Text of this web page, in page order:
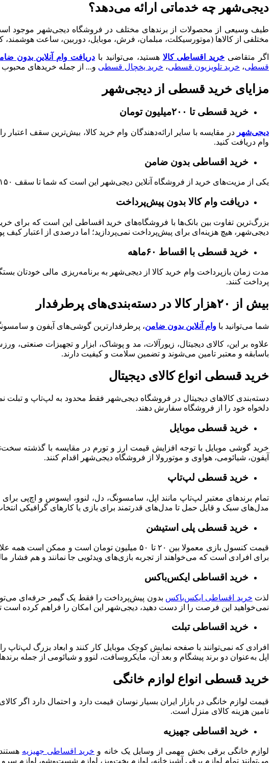
دیجی‌شهر چه خدماتی ارائه می‌دهد؟
طیف وسیعی از محصولات از برندهای مختلف در فروشگاه دیجی‌شهر موجود است
مختلفی از کالاها (موتورسیکلت، مبلمان، فرش، موبایل، دوربین، ساعت
اگر متقاضی خرید اقساطی کالا هستید، می‌توانید با دریافت وام آنلاین بدون
قسطی، خرید تلویزیون قسطی، خرید یخچال قسطی و... از جمله خرید‌های
مزایای خرید قسطی از دیجی‌شهر
خرید قسطی تا ۲۰۰میلیون تومان
دیجی‌شهر
وام دریافت کنید.
خرید اقساطی بدون ضامن
یکی از مزیت‌های خرید از فروشگاه آنلاین دیجی‌شهر این است که شما تا سقف ۱۵۰میلیون تومان به ضامن نیازی ندارید و با ارائه یک برگ چک می‌توانید
دریافت وام کالا بدون پیش‌پرداخت
بزرگ‌ترین تفاوت بین بانک‌ها با فروشگاه‌های خرید اقساطی این است که برای
دیجی‌شهر، هیچ هزینه‌ای برای پیش‌پرداخت نمی‌پردازید؛ اما درصدی از اعتبار
خرید قسطی با اقساط ۶۰ماهه
پرداخت کنند.
بیش از ۲۰هزار کالا در دسته‌بندی‌های پرطرفدار
شما می‌توانید با وام آنلاین بدون ضامن، پرطرفدارترین گوشی‌های آیفون و
علاوه بر این، کالای دیجیتال، زیورآلات، مد و پوشاک، ابزار و تجهیزات
باسابقه و معتبر تامین می‌شوند و تضمین‌ سلامت و کیفیت دارند.
خرید قسطی انواع کالای دیجیتال
دسته‌بندی کالاهای دیجیتال در فروشگاه دیجی‌شهر فقط محدود به لپ‌تاپ و تبلت‌
دلخواه خود را از فروشگاه سفارش دهند.
خرید قسطی موبایل
خرید گوشی موبایل با توجه افزایش قیمت ارز و تورم در مقایسه با گذشته
آیفون، شیائومی، هواوی و موتورولا از فروشگاه دیجی‌شهر اقدام کنند.
خرید قسطی لپ‌تاپ
تمام برندهای معتبر لپ‌تاپ مانند اپل، سامسونگ، دل، لنوو، ایسوس و اچ‌پی
مدل‌های سبک و قابل حمل تا مدل‌های قدرتمند برای بازی یا کارهای گرافیکی
خرید قسطی پلی استیشن
قیمت کنسول‌ بازی معمولا بین ۲۰ تا ۵۰ میلیون تومان است و ممکن است همه علاقه‌مندان به دنیای گیم نتوانند مبلغ آن را به صورت یک‌جا پرداخت کنند. بنابراین
برای افرادی است که می‌خواهند از تجربه بازی‌های ویدئویی جا نمانند و هم فشار
خرید اقساطی ایکس‌باکس
لذت خرید اقساطی ایکس‌باکس بدون پیش‌پرداخت را فقط یک گیمر حرفه‌ای
نمی‌خواهید این فرصت را از دست دهید، دیجی‌شهر این امکان را فراهم کرده است
خرید اقساطی تبلت
افرادی که نمی‌توانند با صفحه نمایش کوچک موبایل کار کنند و ابعاد بزرگ
اپل به‌عنوان دو برند پیشگام و بعد آن، مایکروسافت، لنوو و شیائومی از جمله
خرید قسطی انواع لوازم خانگی
قیمت لوازم خانگی در بازار ایران بسیار نوسان قیمت دارد و احتمال دارد اگر
تامین هزینه کالای منزل است.
خرید اقساطی جهیزیه
لوازم خانگی برقی بخش مهمی از وسایل یک خانه و خرید اقساطی جهیزیه
می‌توانند تمام لوازم برقی آشپزخانه، لوازم پخت‌وپز، لوازم شست‌وشو،